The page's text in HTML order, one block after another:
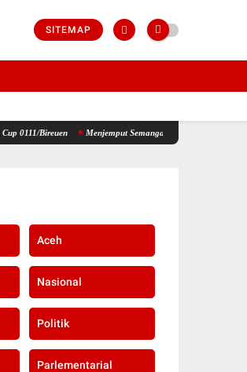
SITEMAP
Menjemput Semangat Kemerdekaan, Kapolsek Idi Tunong
Aceh
Nasional
Politik
Parlementarial